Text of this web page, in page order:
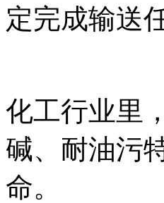
定完成输送
化工行业里
碱、耐油污
命。